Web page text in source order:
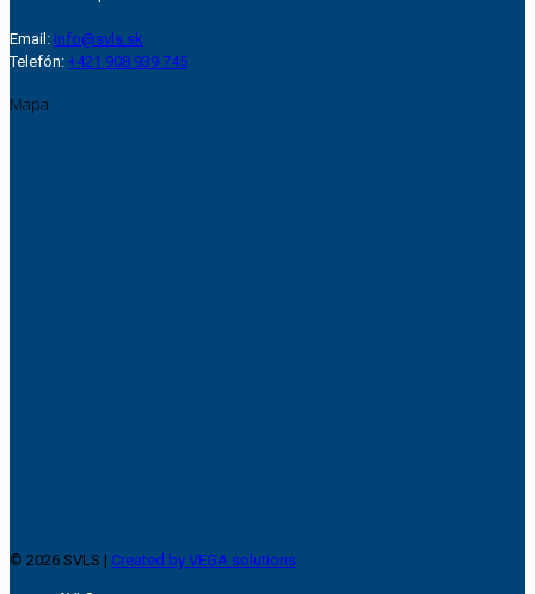
Email: info@svls.sk
Telefón: +421 908 939 745
Mapa
© 2026 SVLS | Created by VEGA solutions